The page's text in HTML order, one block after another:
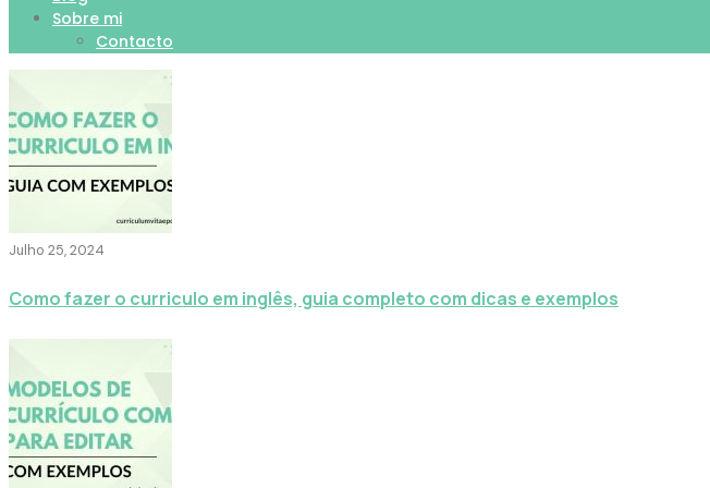
Sobre mi
Contacto
Julho 25, 2024
Como fazer o curriculo em inglês, guia completo com dicas e exemplos